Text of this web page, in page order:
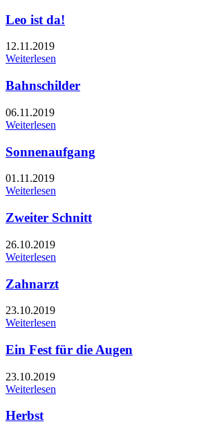
Leo ist da!
12.11.2019
Weiterlesen
Bahnschilder
06.11.2019
Weiterlesen
Sonnenaufgang
01.11.2019
Weiterlesen
Zweiter Schnitt
26.10.2019
Weiterlesen
Zahnarzt
23.10.2019
Weiterlesen
Ein Fest für die Augen
23.10.2019
Weiterlesen
Herbst